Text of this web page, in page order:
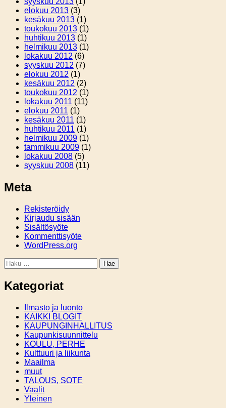
elokuu 2013 (3)
kesäkuu 2013 (1)
toukokuu 2013 (1)
huhtikuu 2013 (1)
helmikuu 2013 (1)
lokakuu 2012 (6)
syyskuu 2012 (7)
elokuu 2012 (1)
kesäkuu 2012 (2)
toukokuu 2012 (1)
lokakuu 2011 (11)
elokuu 2011 (1)
kesäkuu 2011 (1)
huhtikuu 2011 (1)
helmikuu 2009 (1)
tammikuu 2009 (1)
lokakuu 2008 (5)
syyskuu 2008 (11)
Meta
Rekisteröidy
Kirjaudu sisään
Sisältösyöte
Kommenttisyöte
WordPress.org
Haku:
Kategoriat
Ilmasto ja luonto
KAIKKI BLOGIT
KAUPUNGINHALLITUS
Kaupunkisuunnittelu
KOULU, PERHE
Kulttuuri ja liikunta
Maailma
muut
TALOUS, SOTE
Vaalit
Yleinen